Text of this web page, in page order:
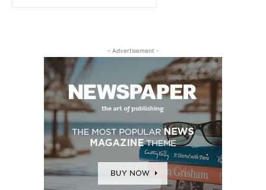
- Advertisement -